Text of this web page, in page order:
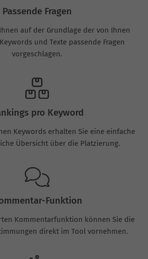
Passende Fragen
auf der Grundlage der von Ihnen
und Texte passende Fragen
vorgeschlagen.
pro Keyword
Keywords erhalten Sie eine einfache
Übersicht über die Platzierung.
Funktion
Kommentarfunktion können Sie die
direkt im Tool vornehmen.